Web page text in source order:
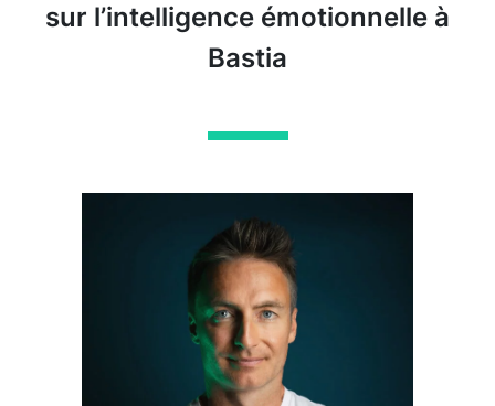
sur l’intelligence émotionnelle à
Bastia